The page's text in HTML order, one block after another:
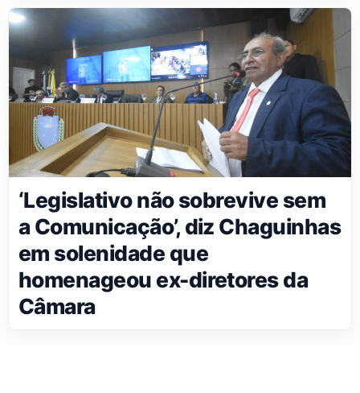
‘Legislativo não sobrevive sem
a Comunicação’, diz Chaguinhas
em solenidade que
homenageou ex-diretores da
Câmara